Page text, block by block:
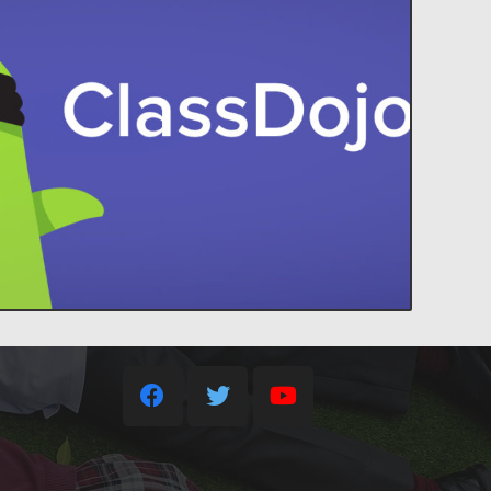
ClassDojo
a tu aula. ClassDojo conecta a
estudiantes y padres, para construir
increíbles en el aula.
Contacto
+34 928 34 66 47